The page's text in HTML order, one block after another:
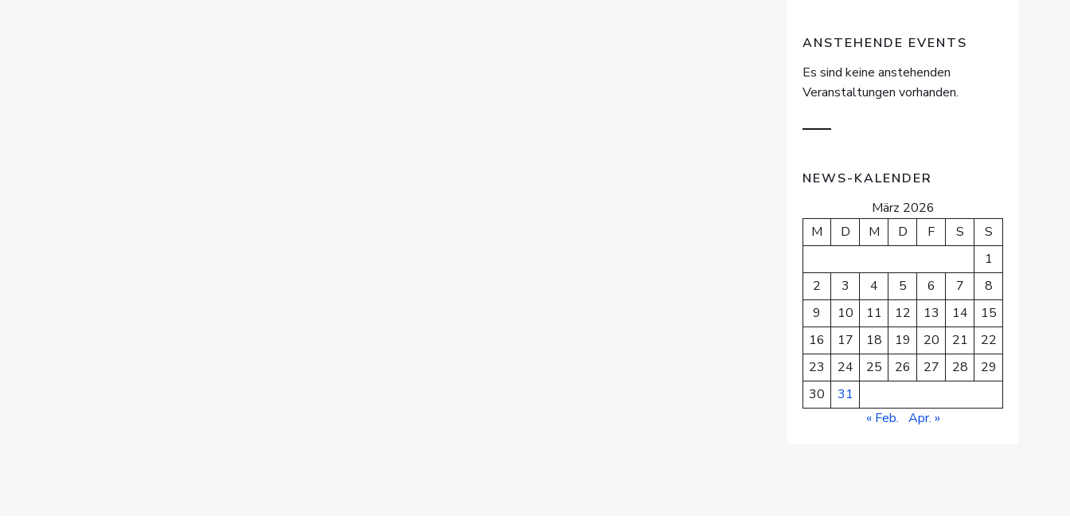
ANSTEHENDE EVENTS
Es sind keine anstehenden
Veranstaltungen vorhanden.
NEWS-KALENDER
März 2026
M
D M D F S
S
1
2
3 4 5 6 7
8
9
10 11 12 13 14
15
16
17 18 19 20 21
22
23
24 25 26 27 28
29
30
31
« Feb. Apr. »